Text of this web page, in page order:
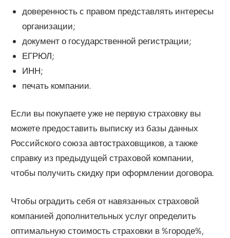
доверенность с правом представлять интересы
организации;
документ о государственной регистрации;
ЕГРЮЛ;
ИНН;
печать компании.
Если вы покупаете уже не первую страховку вы
можете предоставить выписку из базы данных
Российского союза автостраховщиков, а также
справку из предыдущей страховой компании,
чтобы получить скидку при оформлении договора.
Чтобы оградить себя от навязанных страховой
компанией дополнительных услуг определить
оптимальную стоимость страховки в %городе%,